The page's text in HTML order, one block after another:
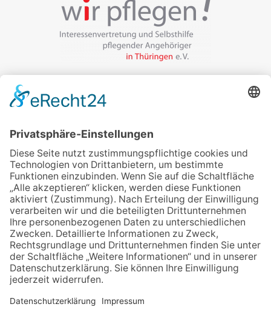
Veranstalter:
wir pflegen in Thüringen e.V.
99085 Erfurt
Email schreiben
Uns unterstützen / Spenden
Alle Termine
Übersichtskarte
Veranstaltung anmelden